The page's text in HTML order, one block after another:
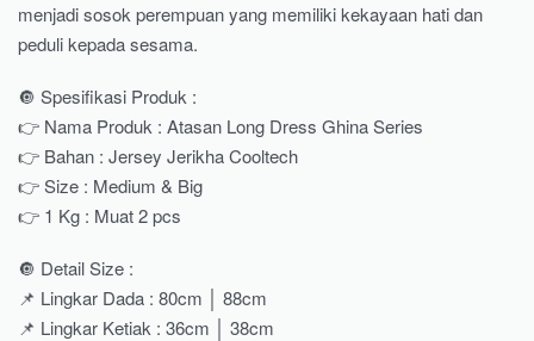
menjadi sosok perempuan yang memiliki kekayaan hati dan
peduli kepada sesama.
🔘 Spesifikasi Produk :
👉 Nama Produk : Atasan Long Dress Ghina Series
👉 Bahan : Jersey Jerikha Cooltech
👉 Size : Medium & Big
👉 1 Kg : Muat 2 pcs
🔘 Detail Size :
📌 Lingkar Dada : 80cm │ 88cm
📌 Lingkar Ketiak : 36cm │ 38cm